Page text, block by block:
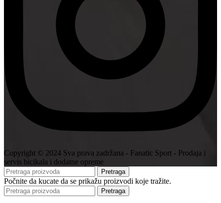
Copyright © 2024 Sva prava zadržana - Fanatic Sport - Prodaja i
servis bicikala i dodatne opreme
Pretraga
Počnite da kucate da se prikažu proizvodi koje tražite.
Pretraga